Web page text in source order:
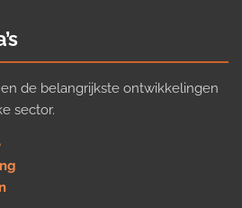
de belangrijkste ontwikkelingen
sector.